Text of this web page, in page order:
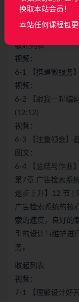
本章会介绍使用
用。
收起列表
视频：
6-1 【搭建微服务
视频：
6-2 【跟我一起编
(12:12)
视频：
6-3 【注重领会】
图文：
6-4 【总结与作业
第7章 广告检索系
逐步上升】12 节 |
广告检索系统的核
索的速度，良好的
引的设计与维护进
务。
收起列表
视频：
7-1 【理解设计好
换取本站会员！
本站任何课程包更